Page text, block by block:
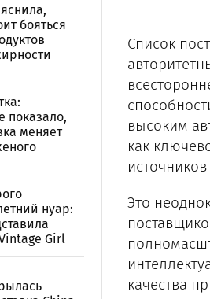
бояться
показало,
меняет
нуар:
Girl
Список
высоким
как
Это
качества